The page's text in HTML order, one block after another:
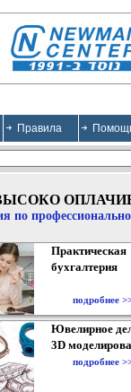
Правила
по
Практическая
бухгалтерия
подробнее
Ювелирное
3D
подробнее